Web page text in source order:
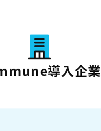
導入企業